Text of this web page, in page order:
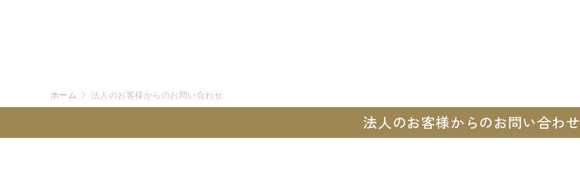
ホーム 法人のお客様からのお問い合わせ
法人のお客様からのお問い合わせ